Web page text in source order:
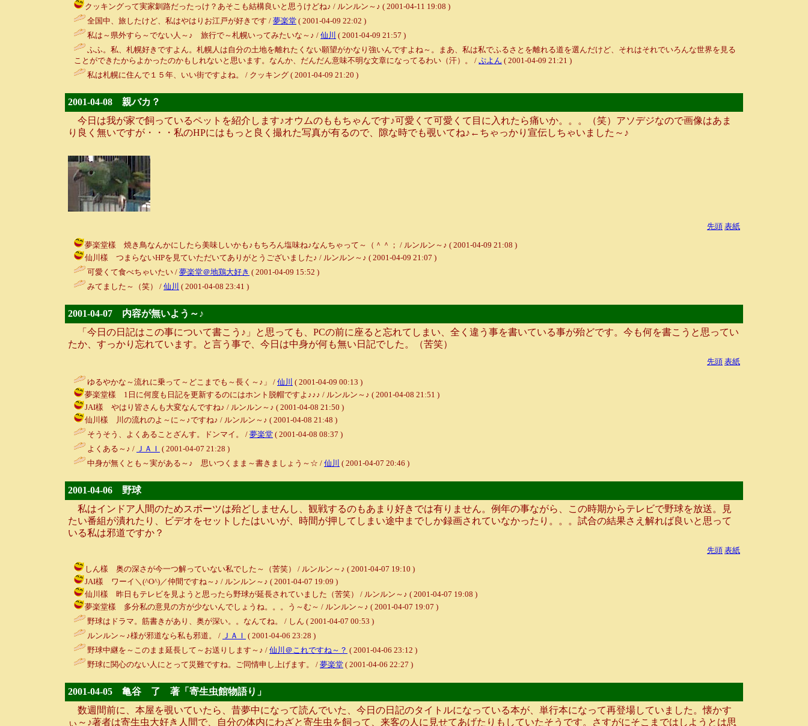
クッキングって実家釧路だったっけ？あそこも結構良いと思うけどね♪ / ルンルン～♪ ( 2001-04-11 19:08 )
全国中、旅したけど、私はやはりお江戸が好きです / 夢楽堂 ( 2001-04-09 22:02 )
私は～県外すら～でない人～♪ 旅行で～札幌いってみたいな～♪ / 仙川 ( 2001-04-09 21:57 )
ふふ。私、札幌好きですよん。札幌人は自分の土地を離れたくない願望がかなり強いんですよね～。まあ、私は私でふるさとを離れる道を選んだけど、それはそれでいろんな世界を見る
ことができたからよかったのかもしれないと思います。なんか、だんだん意味不明な文章になってるわい（汗）。 / ぷよん ( 2001-04-09 21:21 )
私は札幌に住んで１５年、いい街ですよね。 / クッキング ( 2001-04-09 21:20 )
2001-04-08 親バカ？
今日は我が家で飼っているペットを紹介します♪オウムのももちゃんです♪可愛くて可愛くて目に入れたら痛いか。。。（笑）アソデジなので画像はあま
り良く無いですが・・・私のHPにはもっと良く撮れた写真が有るので、隙な時でも覗いてね♪←ちゃっかり宣伝しちゃいました～♪
先頭 表紙
夢楽堂樣 焼き鳥なんかにしたら美味しいかも♪もちろん塩味ね♪なんちゃって～（＾＾； / ルンルン～♪ ( 2001-04-09 21:08 )
仙川樣 つまらないHPを見ていただいてありがとうございました♪ / ルンルン～♪ ( 2001-04-09 21:07 )
可愛くて食べちゃいたい / 夢楽堂＠地鶏大好き ( 2001-04-09 15:52 )
みてました～（笑） / 仙川 ( 2001-04-08 23:41 )
2001-04-07 内容が無いよう～♪
「今日の日記はこの事について書こう♪」と思っても、PCの前に座ると忘れてしまい、全く違う事を書いている事が殆どです。今も何を書こうと思ってい
たか、すっかり忘れています。と言う事で、今日は中身が何も無い日記でした。（苦笑）
先頭 表紙
ゆるやかな～流れに乗って～どこまでも～長く～♪」 / 仙川 ( 2001-04-09 00:13 )
夢楽堂樣 1日に何度も日記を更新するのにはホント脱帽ですよ♪♪♪ / ルンルン～♪ ( 2001-04-08 21:51 )
JAI樣 やはり皆さんも大変なんですね♪ / ルンルン～♪ ( 2001-04-08 21:50 )
仙川樣 川の流れのよ～に～♪ですね♪ / ルンルン～♪ ( 2001-04-08 21:48 )
そうそう、よくあることざんす。ドンマイ。 / 夢楽堂 ( 2001-04-08 08:37 )
よくある～♪ /
ＪＡＩ ( 2001-04-07 21:28 )
中身が無くとも～実がある～♪ 思いつくまま～書きましょう～☆ / 仙川 ( 2001-04-07 20:46 )
2001-04-06 野球
私はインドア人間のためスポーツは殆どしませんし、観戦するのもあまり好きでは有りません。例年の事ながら、この時期からテレビで野球を放送。見
たい番組が潰れたり、ビデオをセットしたはいいが、時間が押してしまい途中までしか録画されていなかったり。。。試合の結果さえ解れば良いと思って
いる私は邪道ですか？
先頭 表紙
しん樣 奥の深さが今一つ解っていない私でした～（苦笑） / ルンルン～♪ ( 2001-04-07 19:10 )
JAI樣 ワーイ＼(^O^)／仲間ですね～♪ / ルンルン～♪ ( 2001-04-07 19:09 )
仙川樣 昨日もテレビを見ようと思ったら野球が延長されていました（苦笑） / ルンルン～♪ ( 2001-04-07 19:08 )
夢楽堂樣 多分私の意見の方が少ないんでしょうね。。。う～む～ / ルンルン～♪ ( 2001-04-07 19:07 )
野球はドラマ。筋書きがあり、奥が深い。。なんてね。 / しん ( 2001-04-07 00:53 )
ルンルン～♪様が邪道なら私も邪道。 /
ＪＡＩ ( 2001-04-06 23:28 )
野球中継を～このまま延長して～お送りします～♪ / 仙川＠これですね～？ ( 2001-04-06 23:12 )
野球に関心のない人にとって災難ですね。ご同情申し上げます。 / 夢楽堂 ( 2001-04-06 22:27 )
2001-04-05 亀谷 了 著「寄生虫館物語り」
数週間前に、本屋を覗いていたら、昔夢中になって読んでいた、今日の日記のタイトルになっている本が、単行本になって再登場していました。懐かす
ぃ～♪著者は寄生虫大好き人間で、自分の体内にわざと寄生虫を飼って、来客の人に見せてあげたりもしていたそうです。さすがにそこまではしようとは思